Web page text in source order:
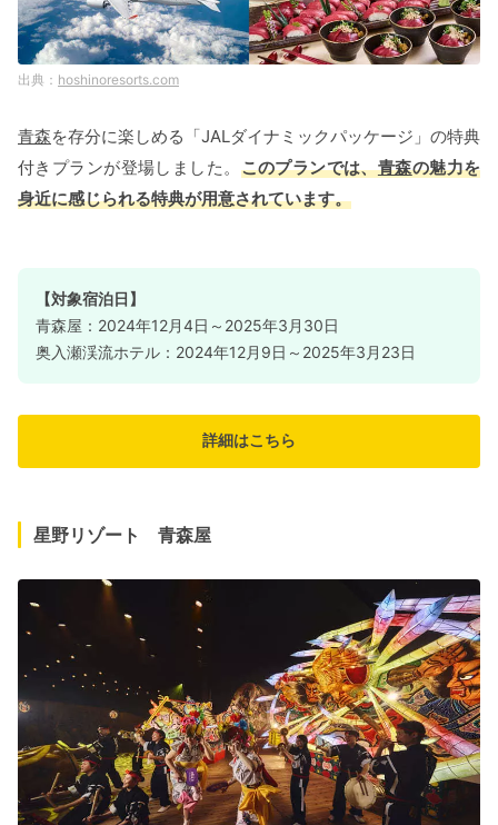
hoshinoresorts.com
青森を存分に楽しめる「JALダイナミックパッケージ」の特典
付きプランが登場しました。 このプランでは、青森の魅力を
身近に感じられる特典が用意されています。
【対象宿泊日】
青森屋：2024年12月4日～2025年3月30日
奥入瀬渓流ホテル：2024年12月9日～2025年3月23日
詳細はこちら
星野リゾート 青森屋